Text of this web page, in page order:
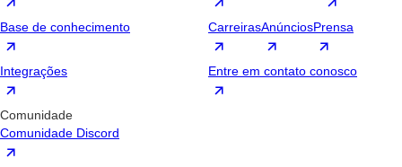
Base de conhecimento
Integrações
Comunidade
Comunidade Discord
CarreirasAnúnciosPrensa
Entre em contato conosco